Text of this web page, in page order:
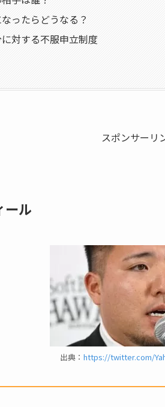
ったらどうなる？
対する不服申立制度
スポンサーリ
ール
出典： https://twitter.com/